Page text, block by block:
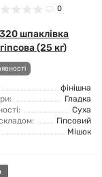
0
шпаклівка
(25 кг)
фінішна
Гладка
Суха
Гіпсовий
Мішок